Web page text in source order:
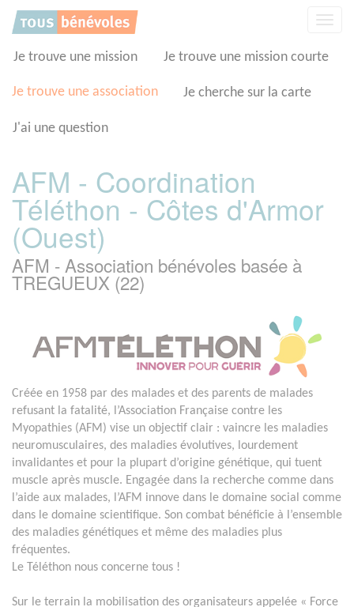
Je trouve une mission Je trouve une mission courte
Je trouve une association Je cherche sur la carte
J'ai une question
AFM - Coordination
Téléthon - Côtes d'Armor
(Ouest)
AFM - Association bénévoles basée à
TREGUEUX (22)
Créée en 1958 par des malades et des parents de malades
refusant la fatalité, l’Association Française contre les
Myopathies (AFM) vise un objectif clair : vaincre les maladies
neuromusculaires, des maladies évolutives, lourdement
invalidantes et pour la plupart d’origine génétique, qui tuent
muscle après muscle. Engagée dans la recherche comme dans
l’aide aux malades, l’AFM innove dans le domaine social comme
dans le domaine scientifique. Son combat bénéficie à l’ensemble
des maladies génétiques et même des maladies plus
fréquentes.
Le Téléthon nous concerne tous !
Sur le terrain la mobilisation des organisateurs appelée « Force
Panneau de gestion des cookies